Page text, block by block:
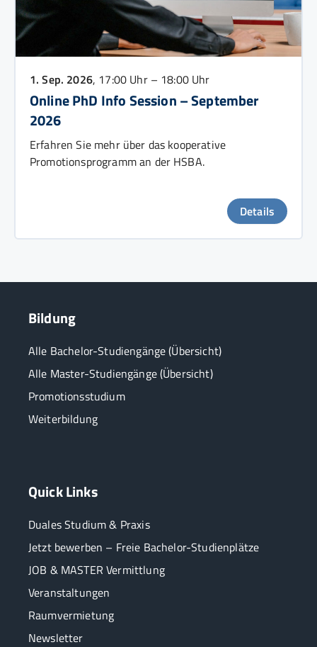
1. Sep. 2026, 17:00 Uhr – 18:00 Uhr
Online PhD Info Session – September
2026
Erfahren Sie mehr über das kooperative
Promotionsprogramm an der HSBA.
Details
Bildung
Alle Bachelor-Studiengänge (Übersicht)
Alle Master-Studiengänge (Übersicht)
Promotionsstudium
Weiterbildung
Quick Links
Duales Studium & Praxis
Jetzt bewerben – Freie Bachelor-Studienplätze
JOB & MASTER Vermittlung
Veranstaltungen
Raumvermietung
Newsletter